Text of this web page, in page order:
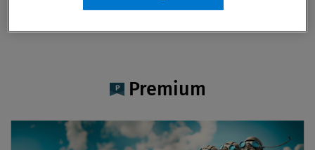
dabei, Transaktionen so zu strukturieren, dass
Premium